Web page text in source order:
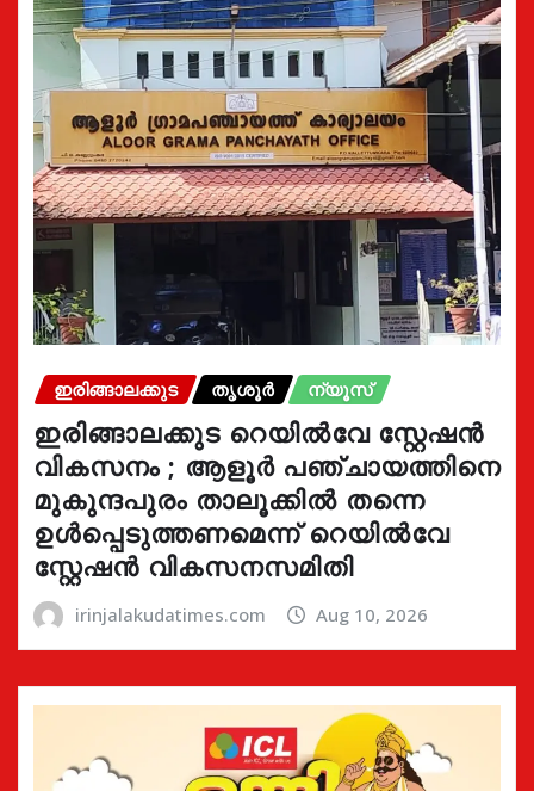
ഇരിങ്ങാലക്കുട തൃശൂർ ന്യൂസ്
ഇരിങ്ങാലക്കുട റെയിൽവേ സ്റ്റേഷൻ
വികസനം ; ആളൂർ പഞ്ചായത്തിനെ
മുകുന്ദപുരം താലൂക്കിൽ തന്നെ
ഉൾപ്പെടുത്തണമെന്ന് റെയിൽവേ
സ്റ്റേഷൻ വികസനസമിതി
irinjalakudatimes.com Aug 10, 2026